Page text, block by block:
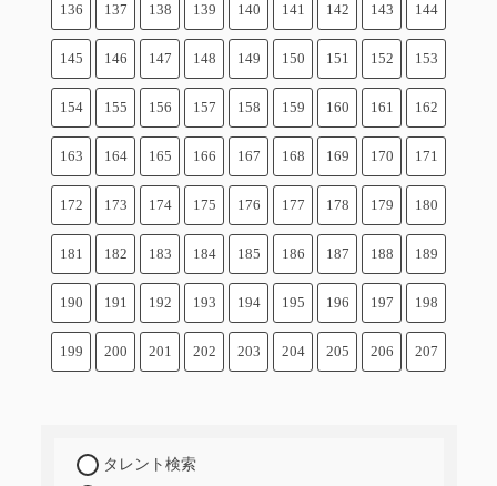
136 137 138 139 140 141 142 143 144
145 146 147 148 149 150 151 152 153
154 155 156 157 158 159 160 161 162
163 164 165 166 167 168 169 170 171
172 173 174 175 176 177 178 179 180
181 182 183 184 185 186 187 188 189
190 191 192 193 194 195 196 197 198
199 200 201 202 203 204 205 206 207
タレント検索